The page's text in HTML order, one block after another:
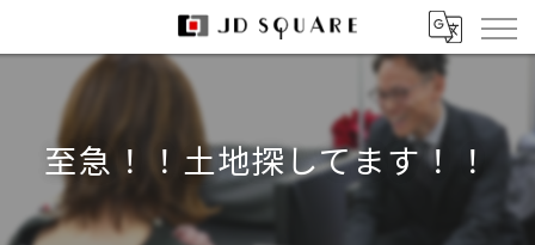
至急！！土地探してます！！